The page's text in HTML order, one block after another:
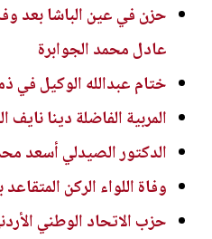
حزن في عين الباشا بعد
عادل محمد الجوابرة
ختام عبدالله الوكيل في
المربية الفاضلة دينا
الدكتور الصيدلي أسعد
وفاة اللواء الركن
حزب الاتحاد الوطني